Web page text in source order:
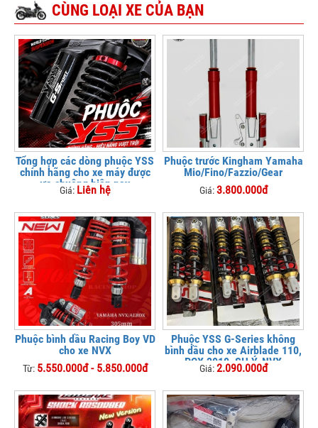
CÙNG LOẠI XE CỦA BẠN
Tổng hợp các dòng phuộc YSS
chính hãng cho xe máy được
ưa chuộng hiện nay
Giá: Liên hệ
Phuộc trước Kingham Yamaha
Mio/Fino/Fazzio/Gear
Giá:3.800.000đ
Phuộc bình dầu Racing Boy VD
cho xe NVX
Từ: 5.550.000đ - 5.850.000đ
Phuộc YSS G-Series không
bình dầu cho xe Airblade 110,
PCX 2010, SH Ý, NVX
Giá:2.090.000đ